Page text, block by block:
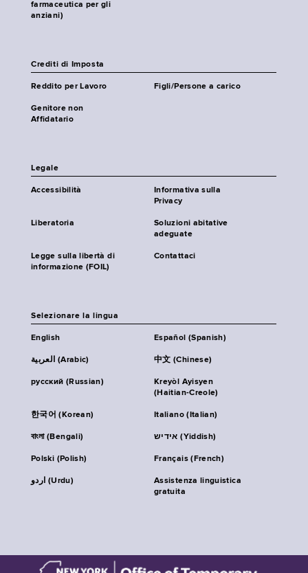
farmaceutica per gli
anziani)
Crediti di Imposta
Reddito per Lavoro Figli/Persone a carico
Genitore non
Affidatario
Legale
Accessibilità
Informativa sulla
Privacy
Liberatoria
Soluzioni abitative
adeguate
Legge sulla libertà di
informazione (FOIL)
Contattaci
Selezionare la lingua
English Español (Spanish)
العربية (Arabic) 中文 (Chinese)
русский (Russian)
Kreyòl Ayisyen
(Haitian-Creole)
한국어 (Korean) Italiano (Italian)
বাংলা (Bengali) אידיש (Yiddish)
Polski (Polish) Français (French)
اردو (Urdu)
Assistenza linguistica
gratuita